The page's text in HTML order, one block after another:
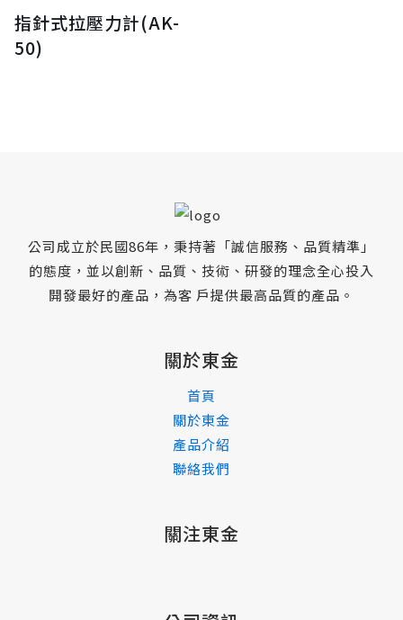
指針式拉壓力計(AK-
50)
公司成立於民國86年，秉持著「誠信服務、品質精準」
的態度，並以創新、品質、技術、研發的理念全心投入
開發最好的產品，為客 戶提供最高品質的產品。
關於東金
首頁
關於東金
產品介紹
聯絡我們
關注東金